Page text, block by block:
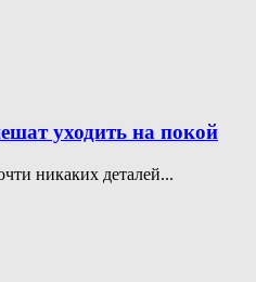
уходить на покой
никаких деталей...